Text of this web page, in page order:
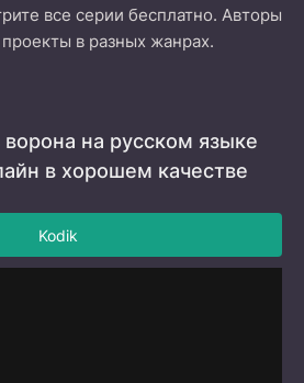
все серии бесплатно. Авторы
проекты в разных жанрах.
на русском языке
в хорошем качестве
Kodik